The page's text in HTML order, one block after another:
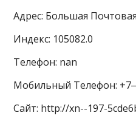
Адрес: Большая
Индекс: 105082.0
Телефон: nan
Мобильный Телефон:
Сайт: http://xn--197-